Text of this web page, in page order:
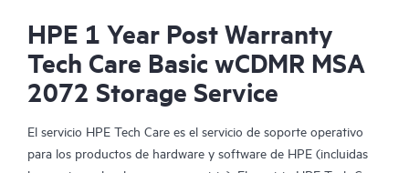
HPE 1 Year Post Warranty
Tech Care Basic wCDMR MSA
2072 Storage Service
El servicio HPE Tech Care es el servicio de soporte operativo
para los productos de hardware y software de HPE (incluidas